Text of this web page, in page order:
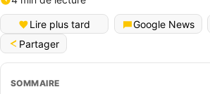
Lire plus tard Google News
Partager
SOMMAIRE